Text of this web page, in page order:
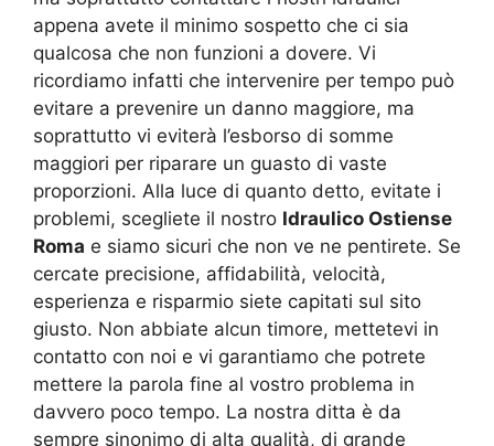
appena avete il minimo sospetto che ci sia
qualcosa che non funzioni a dovere. Vi
ricordiamo infatti che intervenire per tempo può
evitare a prevenire un danno maggiore, ma
soprattutto vi eviterà l’esborso di somme
maggiori per riparare un guasto di vaste
proporzioni. Alla luce di quanto detto, evitate i
problemi, scegliete il nostro Idraulico Ostiense
Roma e siamo sicuri che non ve ne pentirete. Se
cercate precisione, affidabilità, velocità,
esperienza e risparmio siete capitati sul sito
giusto. Non abbiate alcun timore, mettetevi in
contatto con noi e vi garantiamo che potrete
mettere la parola fine al vostro problema in
davvero poco tempo. La nostra ditta è da
sempre sinonimo di alta qualità, di grande